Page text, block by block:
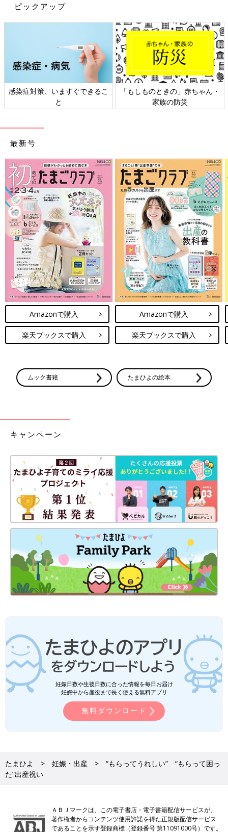
ピックアップ
感染症対策、いますぐできるこ
と
「もしものときの」赤ちゃん・
家族の防災
最新号
Amazonで購入
楽天ブックスで購入
Amazonで購入
楽天ブックスで購入
ムック書籍 たまひよの絵本
キャンペーン
妊娠日数や生後日数に合った情報を毎日お届け
妊娠中から産後まで長く使える無料アプリ
無料ダウンロード
たまひよ 妊娠・出産
“もらってうれしい” “もらって困っ
た”出産祝い
ＡＢＪマークは、この電子書店・電子書籍配信サービスが、
著作権者からコンテンツ使用許諾を得た正規版配信サービス
であることを示す登録商標（登録番号 第11091000号）です。